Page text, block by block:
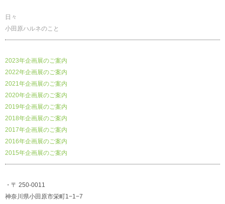
日々
小田原ハルネのこと
2023年企画展のご案内
2022年企画展のご案内
2021年企画展のご案内
2020年企画展のご案内
2019年企画展のご案内
2018年企画展のご案内
2017年企画展のご案内
2016年企画展のご案内
2015年企画展のご案内
・〒 250-0011
神奈川県小田原市栄町1−1−7